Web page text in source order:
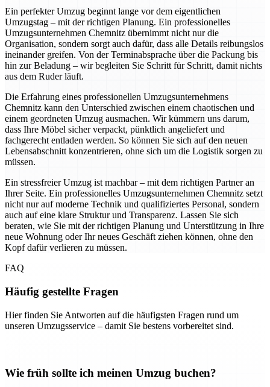
Ein perfekter Umzug beginnt lange vor dem eigentlichen
Umzugstag – mit der richtigen Planung. Ein professionelles
Umzugsunternehmen Chemnitz übernimmt nicht nur die
Organisation, sondern sorgt auch dafür, dass alle Details reibungslos
ineinander greifen. Von der Terminabsprache über die Packung bis
hin zur Beladung – wir begleiten Sie Schritt für Schritt, damit nichts
aus dem Ruder läuft.
Die Erfahrung eines professionellen Umzugsunternehmens
Chemnitz kann den Unterschied zwischen einem chaotischen und
einem geordneten Umzug ausmachen. Wir kümmern uns darum,
dass Ihre Möbel sicher verpackt, pünktlich angeliefert und
fachgerecht entladen werden. So können Sie sich auf den neuen
Lebensabschnitt konzentrieren, ohne sich um die Logistik sorgen zu
müssen.
Ein stressfreier Umzug ist machbar – mit dem richtigen Partner an
Ihrer Seite. Ein professionelles Umzugsunternehmen Chemnitz setzt
nicht nur auf moderne Technik und qualifiziertes Personal, sondern
auch auf eine klare Struktur und Transparenz. Lassen Sie sich
beraten, wie Sie mit der richtigen Planung und Unterstützung in Ihre
neue Wohnung oder Ihr neues Geschäft ziehen können, ohne den
Kopf dafür verlieren zu müssen.
FAQ
Häufig gestellte Fragen
Hier finden Sie Antworten auf die häufigsten Fragen rund um
unseren Umzugsservice – damit Sie bestens vorbereitet sind.
Wie früh sollte ich meinen Umzug buchen?